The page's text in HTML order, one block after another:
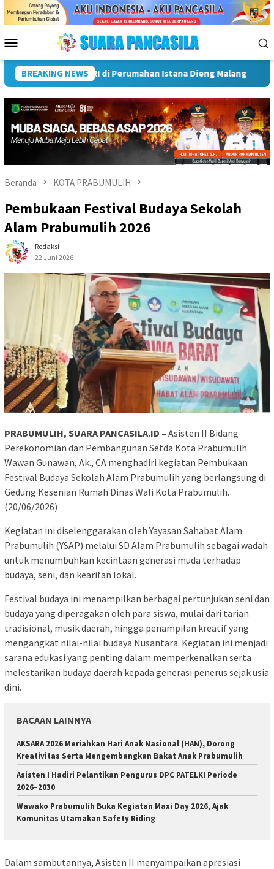
Menu
Mobile
BREAKING NEWS
Wali Kota Lubuk Linggau Kukuhkan Pramuka Garuda dan Lepas
Beranda KOTA PRABUMULIH
Pembukaan Festival Budaya Sekolah
Alam Prabumulih 2026
Redaksi
22 Juni 2026
PRABUMULIH, SUARA PANCASILA.ID – Asisten II Bidang
Perekonomian dan Pembangunan Setda Kota Prabumulih
Wawan Gunawan, Ak., CA menghadiri kegiatan Pembukaan
Festival Budaya Sekolah Alam Prabumulih yang berlangsung di
Gedung Kesenian Rumah Dinas Wali Kota Prabumulih.
(20/06/2026)
Kegiatan ini diselenggarakan oleh Yayasan Sahabat Alam
Prabumulih (YSAP) melalui SD Alam Prabumulih sebagai wadah
untuk menumbuhkan kecintaan generasi muda terhadap
budaya, seni, dan kearifan lokal.
Festival budaya ini menampilkan berbagai pertunjukan seni dan
budaya yang diperagakan oleh para siswa, mulai dari tarian
tradisional, musik daerah, hingga penampilan kreatif yang
mengangkat nilai-nilai budaya Nusantara. Kegiatan ini menjadi
sarana edukasi yang penting dalam memperkenalkan serta
melestarikan budaya daerah kepada generasi penerus sejak usia
dini.
BACAAN LAINNYA
AKSARA 2026 Meriahkan Hari Anak Nasional (HAN), Dorong
Kreativitas Serta Mengembangkan Bakat Anak Prabumulih
Asisten I Hadiri Pelantikan Pengurus DPC PATELKI Periode
2026–2030
Wawako Prabumulih Buka Kegiatan Maxi Day 2026, Ajak
Komunitas Utamakan Safety Riding
Dalam sambutannya, Asisten II menyampaikan apresiasi